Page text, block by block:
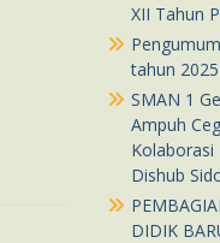
XII Tahun
tahun 2025
SMAN 1
Ampuh
Kolaborasi
Dishub
DIDIK